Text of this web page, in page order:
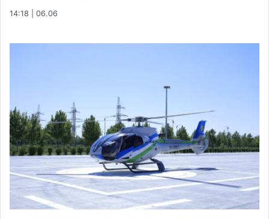
14:18 | 06.06